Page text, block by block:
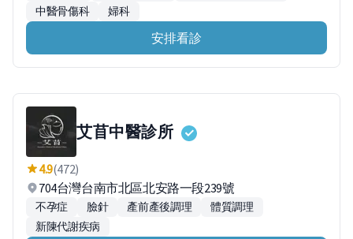
中醫骨傷科
婦科
安排看診
艾苜中醫診所
4.9(472)
704台灣台南市北區北安路一段239號
不孕症 臉針 產前產後調理
體質調理
新陳代謝疾病